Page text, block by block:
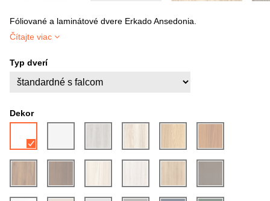
Fóliované a laminátové dvere Erkado Ansedonia.
Čítajte viac
Typ dverí
Dekor